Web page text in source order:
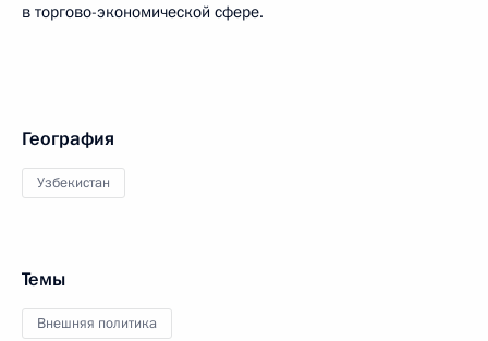
в торгово-экономической сфере.
География
Узбекистан
Темы
Внешняя политика